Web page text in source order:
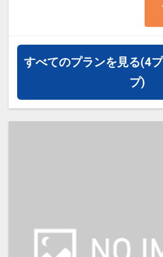
※1ベッドです。2
※2名様で利用の場
です。
※宿泊税が必要な場
すべてのプランを見る(4
プ)